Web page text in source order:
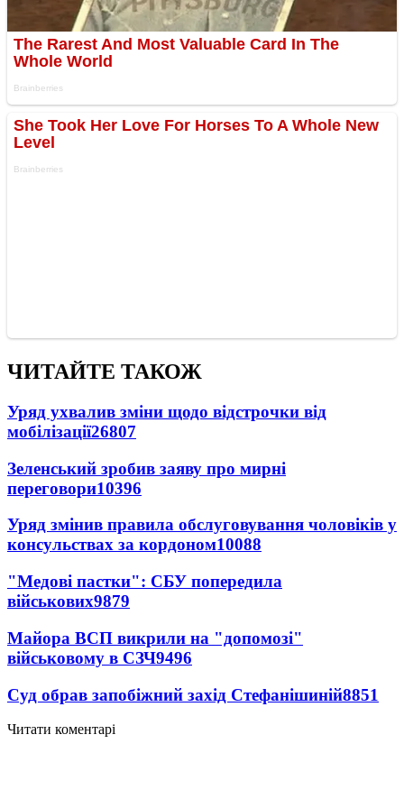
ЧИТАЙТЕ ТАКОЖ
Уряд ухвалив зміни щодо відстрочки від
мобілізації26807
Зеленський зробив заяву про мирні
переговори10396
Уряд змінив правила обслуговування чоловіків у
консульствах за кордоном10088
"Медові пастки": СБУ попередила
військових9879
Майора ВСП викрили на "допомозі"
військовому в СЗЧ9496
Суд обрав запобіжний захід Стефанішиній8851
Читати коментарі